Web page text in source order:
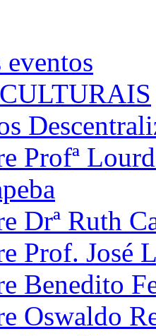
eventos
Profª
Drª Ruth
Prof. José
Benedito
Oswaldo